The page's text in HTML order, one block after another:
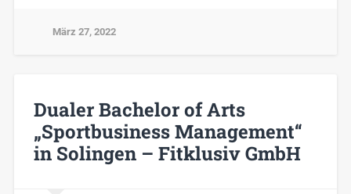
März 27, 2022
Dualer Bachelor of Arts
„Sportbusiness Management“
in Solingen – Fitklusiv GmbH